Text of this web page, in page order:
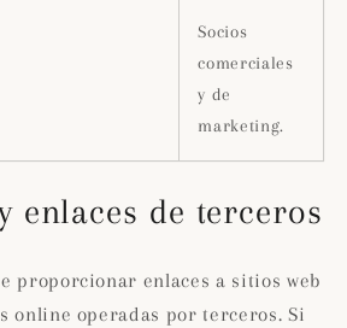
Socios
comerciales
y de
marketing.
enlaces de terceros
proporcionar enlaces a sitios web
online operadas por terceros. Si